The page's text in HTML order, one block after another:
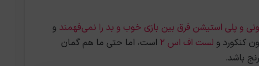
و پلی استیشن فرق بین بازی خوب و بد را نمی‌فهمند و
کنکورد و لست اف اس ۲
است، اما حتی ما هم گمان
باشد.